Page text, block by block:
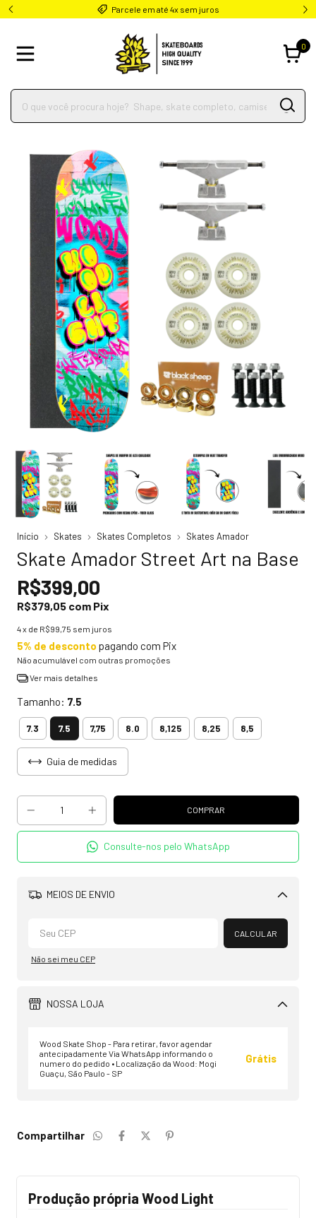
Parcele em até 4x sem juros
0
Início Skates Skates Completos Skates Amador
Skate Amador Street Art na Base
R$399,00
R$379,05 com Pix
4x de R$99,75 sem juros
5% de desconto pagando com Pix
Não acumulável com outras promoções
Ver mais detalhes
Tamanho: 7.5
7.3 7.5 7,75 8.0 8,125 8,25 8,5
Guia de medidas
Consulte-nos pelo WhatsApp
MEIOS DE ENVIO
Alterar CEP
CALCULAR
Não sei meu CEP
NOSSA LOJA
Wood Skate Shop - Para retirar, favor agendar
antecipadamente Via WhatsApp informando o
numero do pedido • Localização da Wood: Mogi
Guaçu, São Paulo - SP
Grátis
Compartilhar
Produção própria Wood Light